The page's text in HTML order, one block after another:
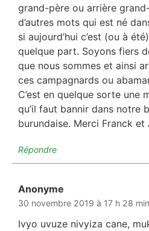
grand-père ou arrière
d’autres mots qui est né
si aujourd’hui c’est (ou à
quelque part. Soyons fiers
que nous sommes et ainsi
ces campagnards ou
C’est en quelque sorte une
qu’il faut bannir dans notre
burundaise. Merci Franck et
Répondre
Anonyme
30 novembre 2019 à 17 h 28 min
Ivyo uvuze nivyiza cane,